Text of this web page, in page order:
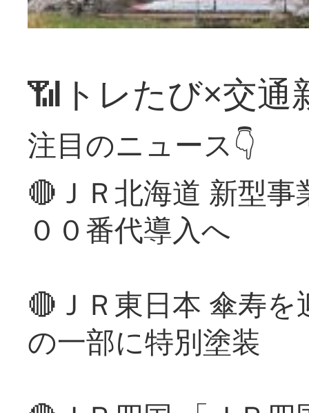
📶トレたび×交通
注目のニュース👇
🔴ＪＲ北海道 新型
００番代導入へ
🔴ＪＲ東日本 傘寿
の一部に特別塗装